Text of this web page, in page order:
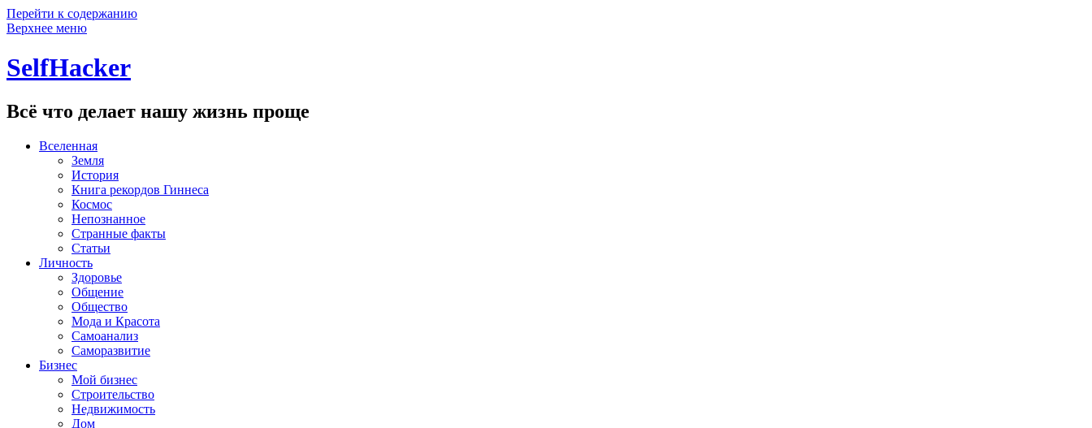
Перейти к содержанию
Верхнее меню
SelfHacker
Всё что делает нашу жизнь проще
Вселенная
Земля
История
Книга рекордов Гиннеса
Космос
Непознанное
Странные факты
Статьи
Личность
Здоровье
Общение
Общество
Мода и Красота
Самоанализ
Саморазвитие
Бизнес
Мой бизнес
Строительство
Недвижимость
Дом